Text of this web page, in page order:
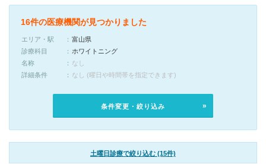
16件の医療機関が見つかりました
エリア・駅
富山県
診療科目
ホワイトニング
名称
なし
詳細条件
なし (曜日や時間帯を指定できます)
条件変更・絞り込み
土曜日診療で絞り込む (15件)